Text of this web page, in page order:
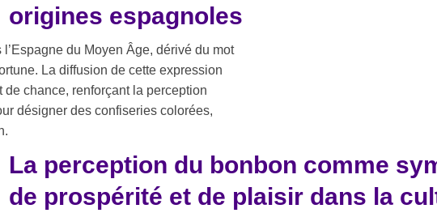
origines espagnoles
du Moyen Âge, dérivé du mot
La diffusion de cette expression
de chance, renforçant la perception
désigner des confiseries colorées,
La perception du bonbon comme
de prospérité et de plaisir dans la